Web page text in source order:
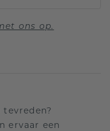
ons op.
ervaar een